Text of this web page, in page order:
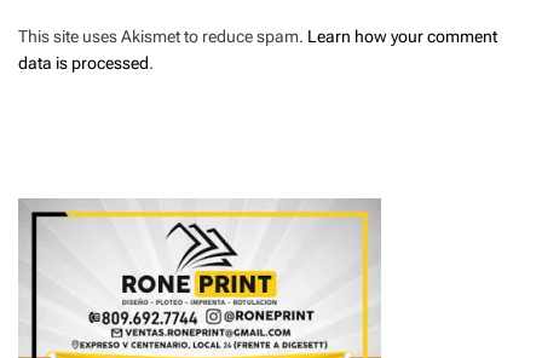
This site uses Akismet to reduce spam. Learn how your comment
data is processed.